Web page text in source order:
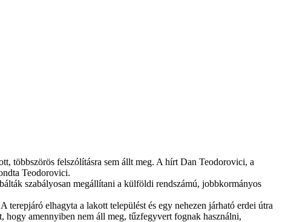
többszörös felszólításra sem állt meg. A hírt Dan Teodorovici, a
Teodorovici.
szabályosan megállítani a külföldi rendszámú, jobbkormányos
elhagyta a lakott települést és egy nehezen járható erdei útra
hogy amennyiben nem áll meg, tűzfegyvert fognak használni,